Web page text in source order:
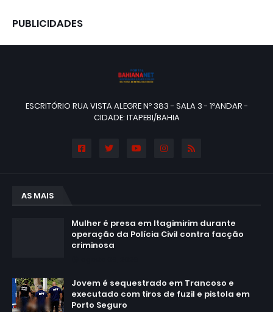
PUBLICIDADES
ESCRITÓRIO RUA VISTA ALEGRE Nº 383 - SALA 3 - 1ºANDAR -
CIDADE: ITAPEBI/BAHIA
AS MAIS
Mulher é presa em Itagimirim durante
operação da Polícia Civil contra facção
criminosa
Jovem é sequestrado em Trancoso e
executado com tiros de fuzil e pistola em
Porto Seguro